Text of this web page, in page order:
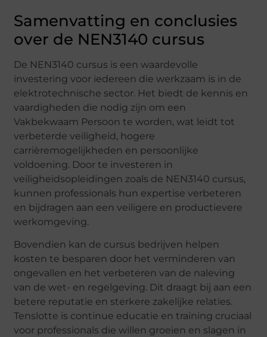
Samenvatting en conclusies
over de NEN3140 cursus
De NEN3140 cursus is een waardevolle
investering voor iedereen die werkzaam is in de
elektrotechnische sector. Het biedt de kennis en
vaardigheden die nodig zijn om een ​​
Vakbekwaam Persoon te worden, wat leidt tot
verbeterde veiligheid, hogere
carrièremogelijkheden en persoonlijke
voldoening. Door te investeren in
veiligheidsopleidingen zoals de NEN3140 cursus,
kunnen professionals hun expertise verbeteren
en bijdragen aan een veiligere en productievere
werkomgeving.
Bovendien kan de cursus bedrijven helpen
kosten te besparen door het verminderen van
ongevallen en het verbeteren van de naleving
van de wet- en regelgeving. Dit draagt bij aan een
betere reputatie en sterkere zakelijke relaties.
Tenslotte is continue educatie en training cruciaal
voor professionals die willen groeien en slagen in